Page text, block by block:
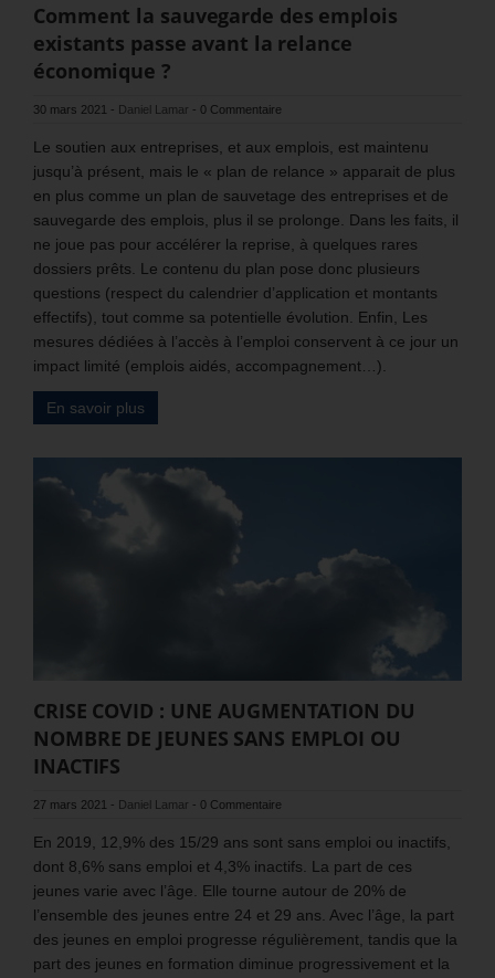
Comment la sauvegarde des emplois
existants passe avant la relance
économique ?
30 mars 2021 - Daniel Lamar - 0 Commentaire
Le soutien aux entreprises, et aux emplois, est maintenu
jusqu’à présent, mais le « plan de relance » apparait de plus
en plus comme un plan de sauvetage des entreprises et de
sauvegarde des emplois, plus il se prolonge. Dans les faits, il
ne joue pas pour accélérer la reprise, à quelques rares
dossiers prêts. Le contenu du plan pose donc plusieurs
questions (respect du calendrier d’application et montants
effectifs), tout comme sa potentielle évolution. Enfin, Les
mesures dédiées à l’accès à l’emploi conservent à ce jour un
impact limité (emplois aidés, accompagnement…).
En savoir plus
CRISE COVID : UNE AUGMENTATION DU
NOMBRE DE JEUNES SANS EMPLOI OU
INACTIFS
27 mars 2021 - Daniel Lamar - 0 Commentaire
En 2019, 12,9% des 15/29 ans sont sans emploi ou inactifs,
dont 8,6% sans emploi et 4,3% inactifs. La part de ces
jeunes varie avec l’âge. Elle tourne autour de 20% de
l’ensemble des jeunes entre 24 et 29 ans. Avec l’âge, la part
des jeunes en emploi progresse régulièrement, tandis que la
part des jeunes en formation diminue progressivement et la